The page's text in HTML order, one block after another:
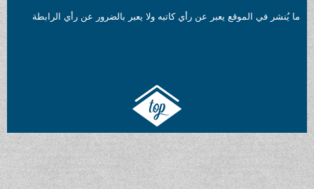
عن رأي كاتبه ولا يعبر بالضرور عن رأي الرابطة